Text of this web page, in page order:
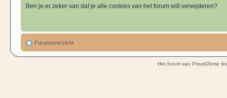
Ben je er zeker van dat je alle cookies van het forum wilt verwijderen?
Forumoverzicht
Het forum van Proud2bme